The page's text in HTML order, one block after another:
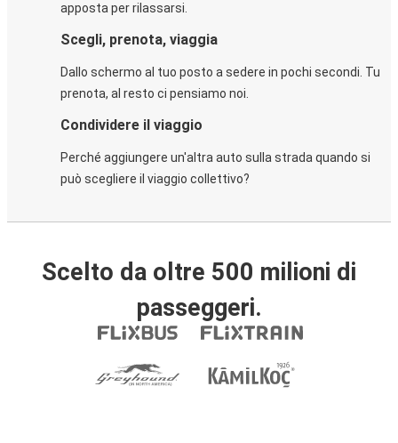
apposta per rilassarsi.
Scegli, prenota, viaggia
Dallo schermo al tuo posto a sedere in pochi secondi. Tu
prenota, al resto ci pensiamo noi.
Condividere il viaggio
Perché aggiungere un'altra auto sulla strada quando si
può scegliere il viaggio collettivo?
Scelto da oltre 500 milioni di
passeggeri.